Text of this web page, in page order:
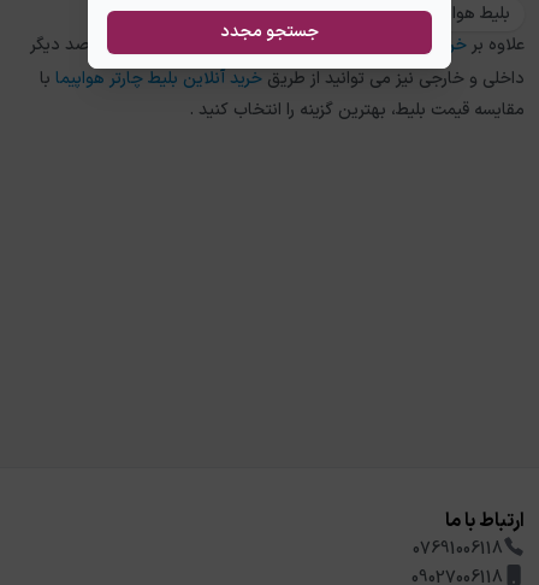
جستجو مجدد
بلیط هواپیما ایروان به بصره
علاوه بر خرید بلیط هواپیما بصره ایروان
، در چارتر 118 برای مقاصد دیگر
داخلی و خارجی نیز می توانید از طریق خرید آنلاین بلیط چارتر هواپیما با
مقایسه قیمت بلیط، بهترین گزینه را انتخاب کنید .
ارتباط با ما
07691006118
09027006118